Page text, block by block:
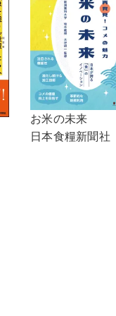
お米の未来
日本食糧新聞社